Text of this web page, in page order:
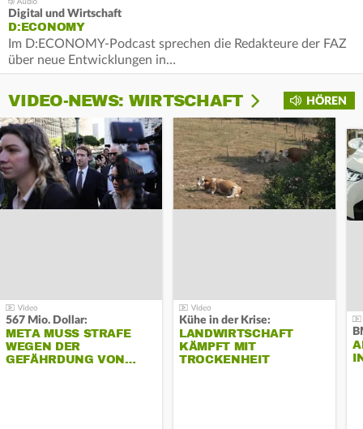
Digital und Wirtschaft
D:ECONOMY
Im D:ECONOMY-Podcast sprechen die Redakteure der FAZ
über neue Entwicklungen in…
HÖREN
VIDEO-NEWS: WIRTSCHAFT
567 Mio. Dollar:
META MUSS STRAFE
WEGEN DER
GEFÄHRDUNG VON…
Kühe in der Krise:
LANDWIRTSCHAFT
KÄMPFT MIT
TROCKENHEIT